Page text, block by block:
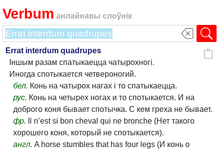
Verbum анлайнавы слоўнік
Errat interdum quadrupes
Іншым разам спатыкаецца чатырохногі.
Иногда спотыкается четвероногий.
бел. Конь на чатырох нагах і то спатыкаецца.
рус. Конь на четырех ногах и то спотыкается. И на
доброго коня бывает спотычка. С кем греха не бывает.
фр. Il n’est si bon cheval qui ne bronche (Нет такого
хорошего коня, который не спотыкается).
англ. A horse stumbles that has four legs (И конь о